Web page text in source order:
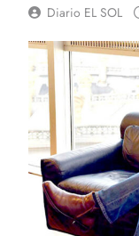
Diario EL SOL